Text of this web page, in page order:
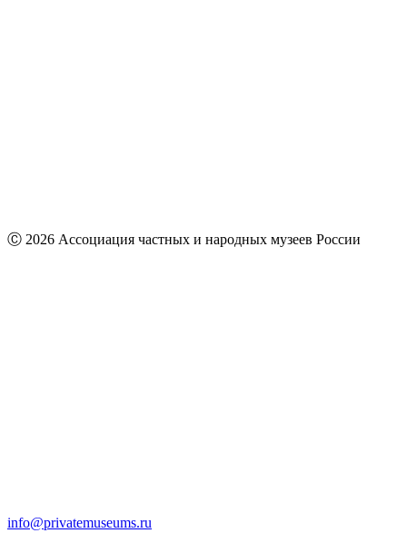
Ⓒ 2026 Ассоциация частных и народных музеев России
info@privatemuseums.ru